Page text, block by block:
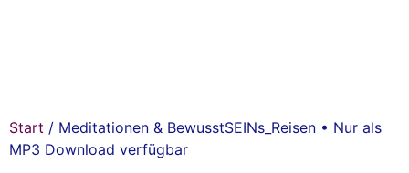
Start / Meditationen & BewusstSEINs_Reisen • Nur als
MP3 Download verfügbar